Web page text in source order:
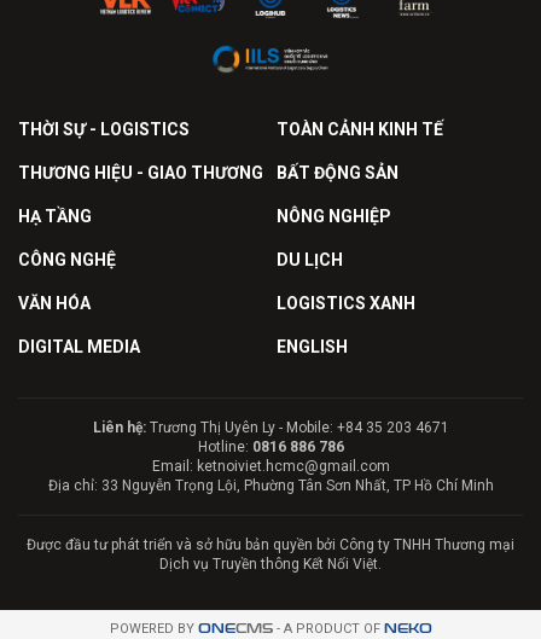
THỜI SỰ - LOGISTICS TOÀN CẢNH KINH TẾ
THƯƠNG HIỆU - GIAO THƯƠNG BẤT ĐỘNG SẢN
HẠ TẦNG NÔNG NGHIỆP
CÔNG NGHỆ DU LỊCH
VĂN HÓA LOGISTICS XANH
DIGITAL MEDIA ENGLISH
Liên hệ:Trương Thị Uyên Ly - Mobile: +84 35 203 4671
Hotline: 0816 886 786
Email: ketnoiviet.hcmc@gmail.com
Địa chỉ: 33 Nguyễn Trọng Lội, Phường Tân Sơn Nhất, TP Hồ Chí Minh
Được đầu tư phát triển và sở hữu bản quyền bởi Công ty TNHH Thương mại
Dịch vụ Truyền thông Kết Nối Việt.
POWERED BY ONECMS- A PRODUCT OF NEKO